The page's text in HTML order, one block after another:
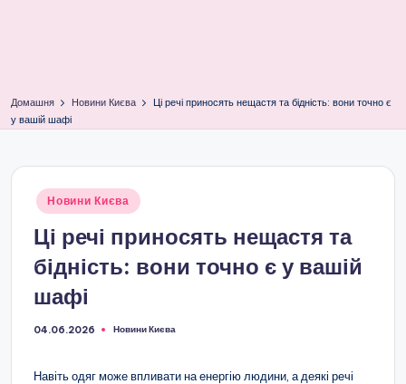
Домашня Новини Києва
Ці речі приносять нещастя та бідність: вони точно є
у вашій шафі
Опубліковано
Новини Києва
Ці речі приносять нещастя та
бідність: вони точно є у вашій
шафі
04.06.2026
Опубліковано
Новини Києва
Навіть одяг може впливати на енергію людини, а деякі речі